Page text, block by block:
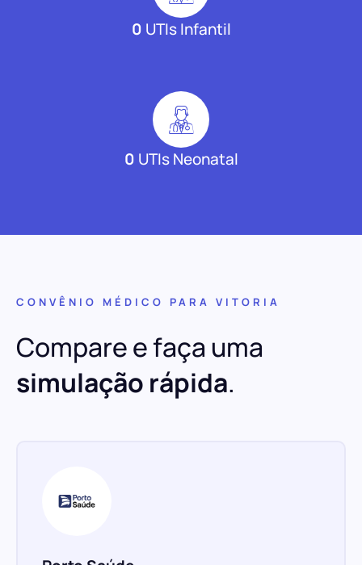
0 UTIs Infantil
0 UTIs Neonatal
CONVÊNIO MÉDICO PARA VITORIA
Compare e faça uma
simulação rápida.